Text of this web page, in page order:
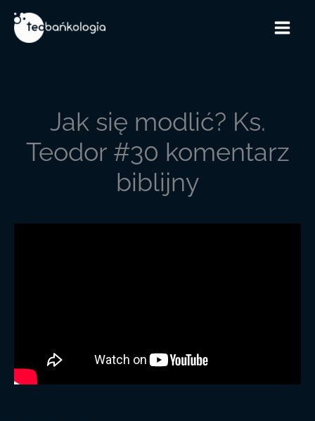
do
treści
Jak się modlić? Ks.
Teodor #30 komentarz
biblijny